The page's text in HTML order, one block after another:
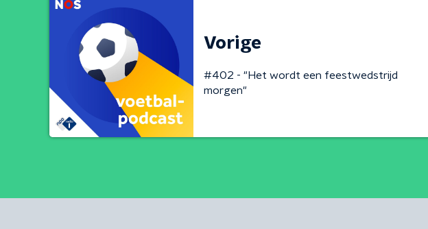
Vorige
#402 - "Het wordt een feestwedstrijd
morgen"